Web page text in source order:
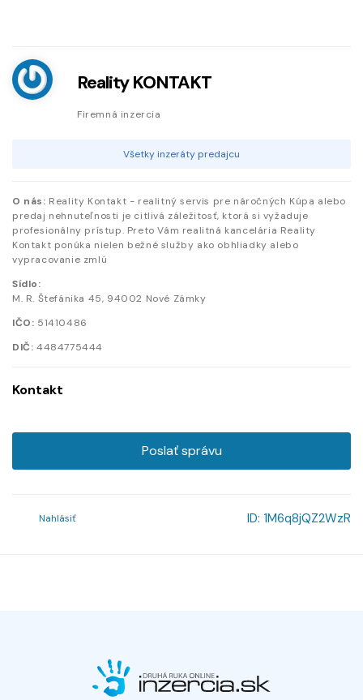
Reality KONTAKT
Firemná inzercia
Všetky inzeráty predajcu
O nás: Reality Kontakt - realitný servis pre náročných Kúpa alebo
predaj nehnuteľnosti je citlivá záležitosť, ktorá si vyžaduje
profesionálny prístup. Preto Vám realitná kancelária Reality
Kontakt ponúka nielen bežné služby ako obhliadky alebo
vypracovanie zmlú
Sídlo:
M. R. Štefánika 45, 94002 Nové Zámky
IČO: 51410486
DIČ: 4484775444
Kontakt
Poslať správu
Nahlásiť ID: 1M6q8jQZ2WzR